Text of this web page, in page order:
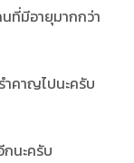
นที่มีอายุมากกว่า
คาญไปนะครับ
กนะครับ